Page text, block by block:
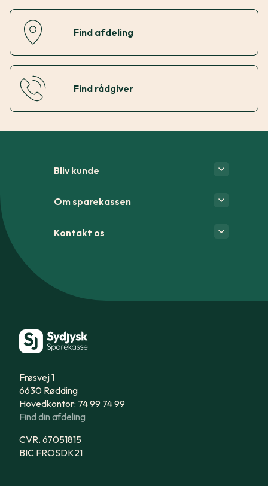
Find afdeling
Find rådgiver
Bliv kunde
Om sparekassen
Kontakt os
Frøsvej 1
6630 Rødding
Hovedkontor: 74 99 74 99
Find din afdeling
CVR. 67051815
BIC FROSDK21